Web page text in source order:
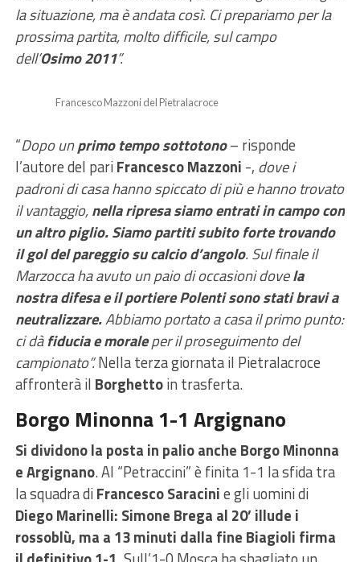
la situazione, ma è andata così. Ci prepariamo per la
prossima partita, molto difficile, sul campo
dell’Osimo 2011”.
Francesco Mazzoni del Pietralacroce
“Dopo unprimo tempo sottotono– risponde
l’autore del pariFrancesco Mazzoni -, dove i
padroni di casa hanno spiccato di più e hanno trovato
il vantaggio,nella ripresa siamo entrati in campo con
un altro piglio. Siamo partiti subito forte trovando
il gol del pareggio su calcio d’angolo. Sul finale il
Marzocca ha avuto un paio di occasioni dovela
nostra difesa e il portiere Polenti sono stati bravi a
neutralizzare.Abbiamo portato a casa il primo punto:
ci dàfiducia e moraleper il proseguimento del
campionato”.Nella terza giornata il Pietralacroce
affronterà il Borghettoin trasferta.
Borgo Minonna 1-1 Argignano
Si dividono la posta in palio anche Borgo Minonna
e Argignano. Al “Petraccini” è finita 1-1 la sfida tra
la squadra diFrancesco Saracinie gli uomini di
Diego Marinelli: Simone Brega al 20’ illude i
rossoblù, ma a 13 minuti dalla fine Biagioli firma